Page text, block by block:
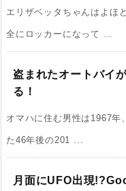
エリザベッタちゃんはよほ
全にロッカーになって ...
盗まれたオートバイ
る！
オマハに住む男性は1967年
た46年後の201 ...
月面にUFO出現